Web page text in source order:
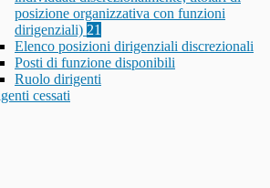
posizione organizzativa con funzioni
dirigenziali) 21
Elenco posizioni dirigenziali discrezionali
Posti di funzione disponibili
Ruolo dirigenti
cessati